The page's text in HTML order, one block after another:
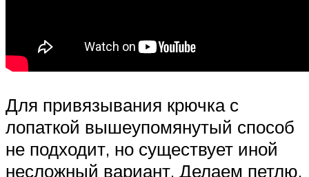
Для привязывания крючка с
лопаткой вышеупомянутый способ
не подходит, но существует иной
несложный вариант. Делаем петлю,